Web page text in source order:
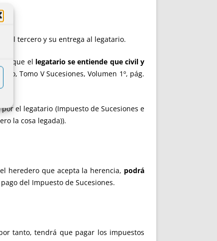
al tercero y su entrega al legatario.
que el legatario se entiende que civil y
Tomo V Sucesiones, Volumen 1º, pág.
el legatario (Impuesto de Sucesiones e
la cosa legada)).
heredero que acepta la herencia, podrá
del Impuesto de Sucesiones.
tanto, tendrá que pagar los impuestos